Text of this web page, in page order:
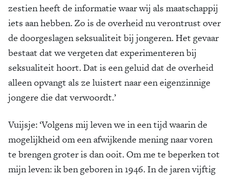
zestien heeft de informatie waar wij als maatschappij
iets aan hebben. Zo is de overheid nu verontrust over
de doorgeslagen seksualiteit bij jongeren. Het gevaar
bestaat dat we vergeten dat experimenteren bij
seksualiteit hoort. Dat is een geluid dat de overheid
alleen opvangt als ze luistert naar een eigenzinnige
jongere die dat verwoordt.’
Vuijsje: ‘Volgens mij leven we in een tijd waarin de
mogelijkheid om een afwijkende mening naar voren
te brengen groter is dan ooit. Om me te beperken tot
mijn leven: ik ben geboren in 1946. In de jaren vijftig